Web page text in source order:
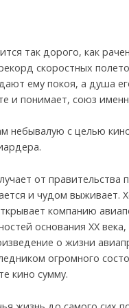
так дорого, как
скоростных
ему покоя, а душа
и понимает, союз
небывалую с целью
от правительства
и чудом выживает.
компанию
основания ХХ
о жизни
огромного
кино сумму.